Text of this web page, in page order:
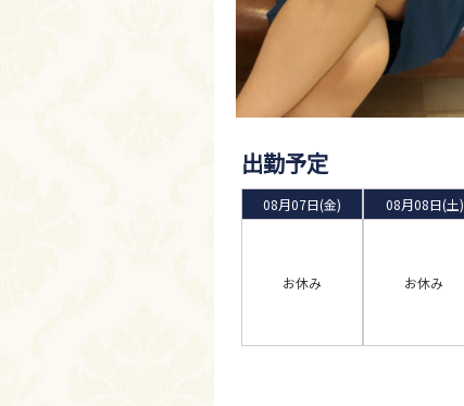
出勤予定
08月07日(金)
お休み
08月08日(土)
お休み